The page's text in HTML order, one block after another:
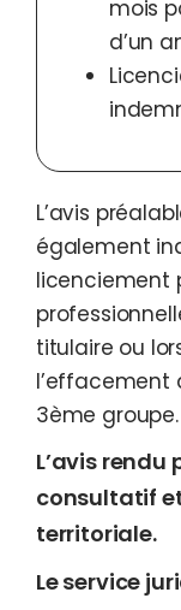
mois
d’un
L’avis
également
licenciement
titulaire ou
l’effacement
3ème groupe.
L’avis rendu
consultatif
territoriale.
Le service